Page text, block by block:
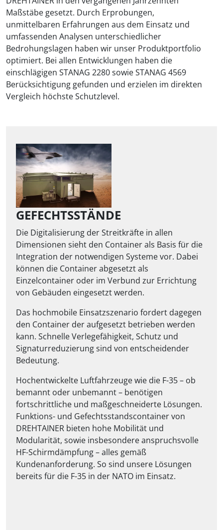
Maßstäbe gesetzt. Durch Erprobungen,
unmittelbaren Erfahrungen aus dem Einsatz und
umfassenden Analysen unterschiedlicher
Bedrohungslagen haben wir unser Produktportfolio
optimiert. Bei allen Entwicklungen haben die
einschlägigen STANAG 2280 sowie STANAG 4569
Berücksichtigung gefunden und erzielen im direkten
Vergleich höchste Schutzlevel.
GEFECHTSSTÄNDE
Die Digitalisierung der Streitkräfte in allen
Dimensionen sieht den Container als Basis für die
Integration der notwendigen Systeme vor. Dabei
können die Container abgesetzt als
Einzelcontainer oder im Verbund zur Errichtung
von Gebäuden eingesetzt werden.
Das hochmobile Einsatzszenario fordert dagegen
den Container der aufgesetzt betrieben werden
kann. Schnelle Verlegefähigkeit, Schutz und
Signaturreduzierung sind von entscheidender
Bedeutung.
Hochentwickelte Luftfahrzeuge wie die F-35 – ob
bemannt oder unbemannt – benötigen
fortschrittliche und maßgeschneiderte Lösungen.
Funktions- und Gefechtsstandscontainer von
DREHTAINER bieten hohe Mobilität und
Modularität, sowie insbesondere anspruchsvolle
HF-Schirmdämpfung – alles gemäß
Kundenanforderung. So sind unsere Lösungen
bereits für die F-35 in der NATO im Einsatz.